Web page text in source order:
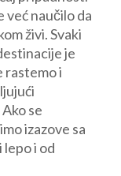
već naučilo da
živi. Svaki
je
rastemo i
se
izazove sa
i od